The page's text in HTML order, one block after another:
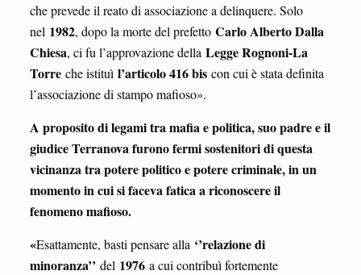
che prevede il reato di associazione a delinquere. Solo
nel 1982, dopo la morte del prefetto Carlo Alberto Dalla
Chiesa, ci fu l’approvazione della Legge Rognoni-La
Torreche istituì l’articolo 416 biscon cui è stata definita
l’associazione di stampo mafioso».
A proposito di legami tra mafia e politica, suo padre e il
giudice Terranova furono fermi sostenitori di questa
vicinanza tra potere politico e potere criminale, in un
momento in cui si faceva fatica a riconoscere il
fenomeno mafioso.
«Esattamente, basti pensare alla ‘’relazione di
minoranza’’ del 1976a cui contribuì fortemente